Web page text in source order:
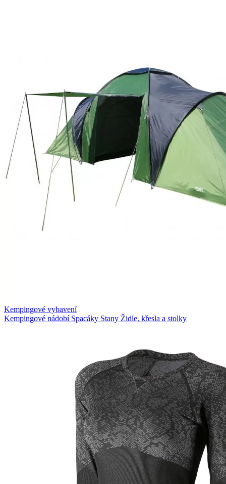
Kempingové vybavení
Kempingové nádobí Spacáky Stany Židle, křesla a stolky